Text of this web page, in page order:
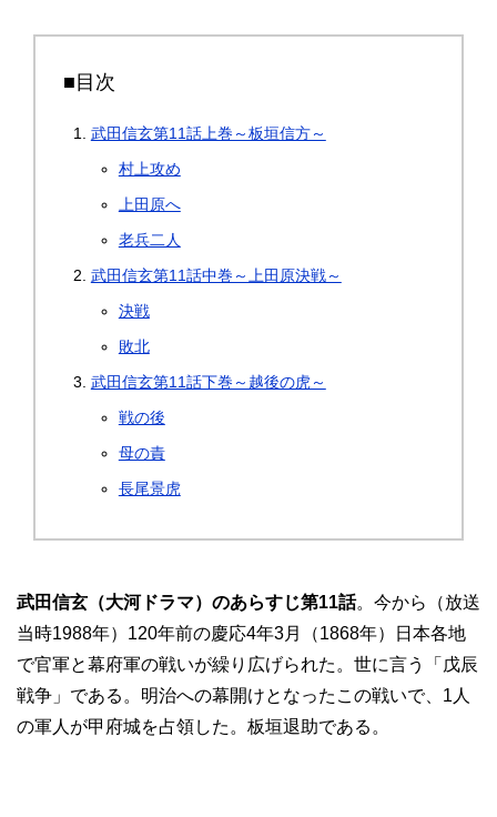
■目次
武田信玄第11話上巻～板垣信方～
村上攻め
上田原へ
老兵二人
武田信玄第11話中巻～上田原決戦～
決戦
敗北
武田信玄第11話下巻～越後の虎～
戦の後
母の責
長尾景虎
武田信玄（大河ドラマ）のあらすじ第11話。今から（放送
当時1988年）120年前の慶応4年3月（1868年）日本各地
で官軍と幕府軍の戦いが繰り広げられた。世に言う「戊辰
戦争」である。明治への幕開けとなったこの戦いで、1人
の軍人が甲府城を占領した。板垣退助である。